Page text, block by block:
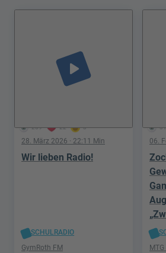
269 22 3
play_arrow
28. März 2026 · 22:11 Min
Wir lieben Radio!
SCHULRADIO
GymRoth FM
31
06.